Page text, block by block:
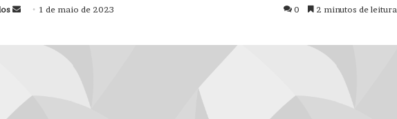
1 de maio de 2023 0 2 minutos de leitura